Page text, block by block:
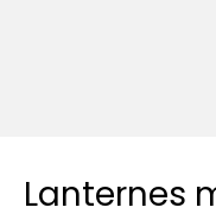
Lanternes